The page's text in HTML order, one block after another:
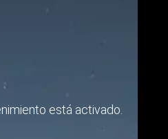
está activado.